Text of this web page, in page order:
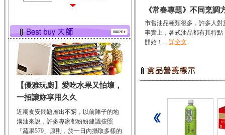
有蛋白質、脂肪、磷...
鮪魚
鮪魚肚肉中的不飽和脂
肪酸內富含EPA和DH...
韭菜
韭菜所含的膳食纖維能
幫助消化與通便；揮...
冬瓜
冬瓜營養價值高，鈉含
量極低是水腫病人的...
【優雅玩廚】愛吃水果又怕壞，
一招讓妳享用久久
近期食安問題層出不窮，以前陣子的地
溝油來說，許多專家都紛紛建議按照
「蔬果579」原則，於一日內攝取多樣的
《常春專題》不同烹
市售油品種類很多，許多人
事實上，各式油品都有其特
開始！....詳全文